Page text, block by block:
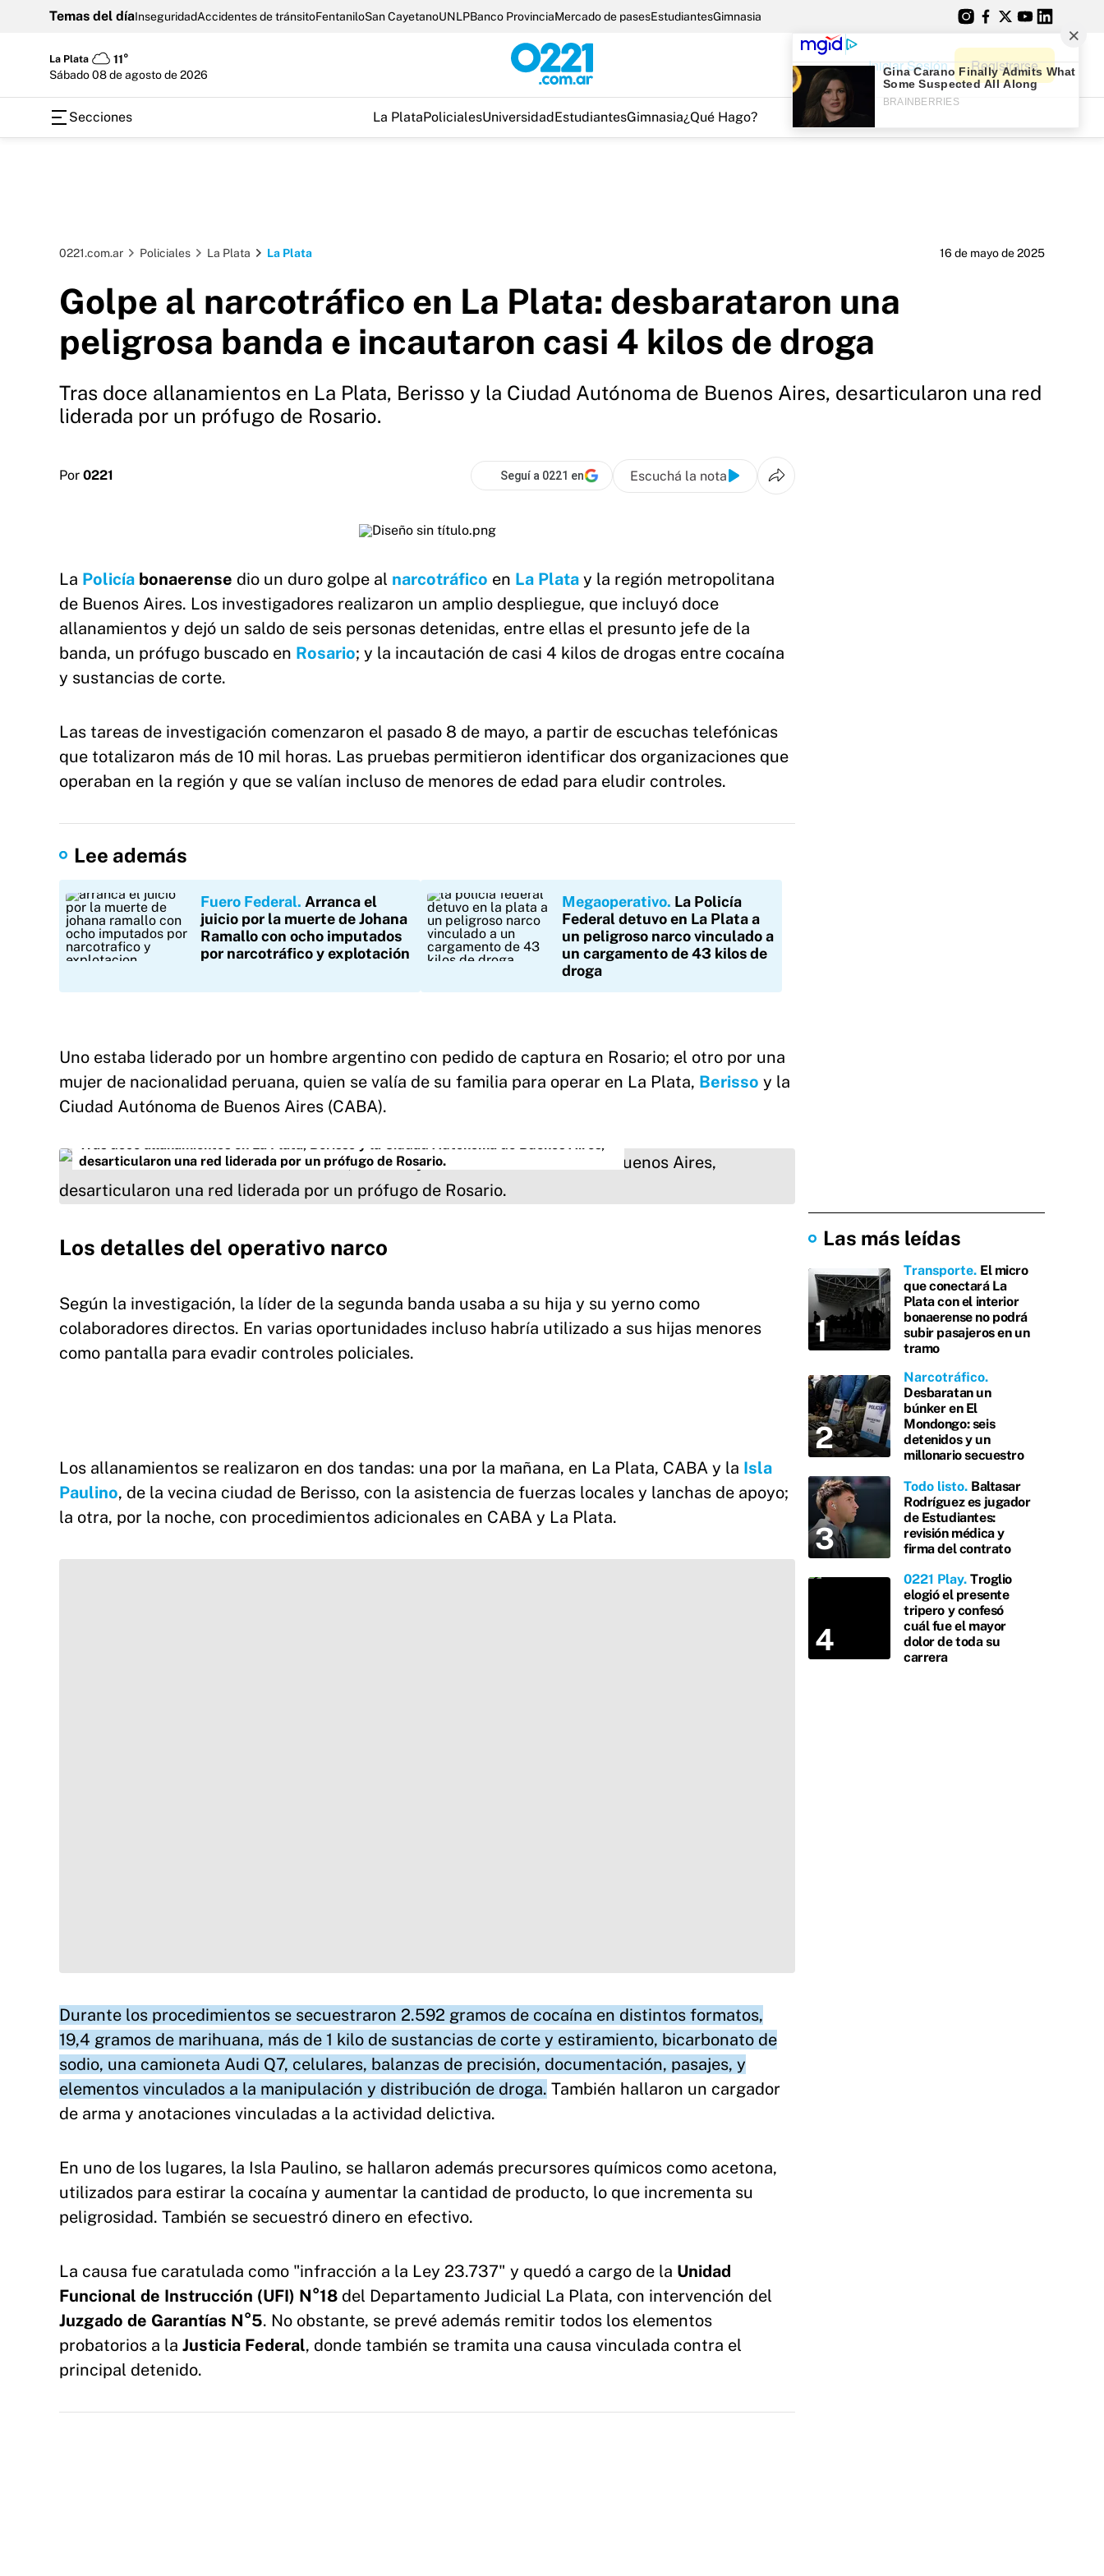
Temas del díaInseguridadAccidentes de tránsitoFentaniloSan CayetanoUNLPBanco ProvinciaMercado de pasesEstudiantesGimnasia
La Plata
11°
sábado 08 de agosto de 2026
Iniciar Sesión Registrarse
Secciones La PlataPolicialesUniversidadEstudiantesGimnasia¿Qué Hago?
0221.com.ar Policiales La Plata La Plata 16 de mayo de 2025
Golpe al narcotráfico en La Plata: desbarataron una
peligrosa banda e incautaron casi 4 kilos de droga
Tras doce allanamientos en La Plata, Berisso y la Ciudad Autónoma de Buenos Aires, desarticularon una red
liderada por un prófugo de Rosario.
Por 0221 Seguí a 0221 en Escuchá la nota
La Policía bonaerense dio un duro golpe al narcotráfico en La Plata y la región metropolitana
de Buenos Aires. Los investigadores realizaron un amplio despliegue, que incluyó doce
allanamientos y dejó un saldo de seis personas detenidas, entre ellas el presunto jefe de la
banda, un prófugo buscado en Rosario; y la incautación de casi 4 kilos de drogas entre cocaína
y sustancias de corte.
Las tareas de investigación comenzaron el pasado 8 de mayo, a partir de escuchas telefónicas
que totalizaron más de 10 mil horas. Las pruebas permitieron identificar dos organizaciones que
operaban en la región y que se valían incluso de menores de edad para eludir controles.
Lee además
Fuero Federal Arranca el
juicio por la muerte de Johana
Ramallo con ocho imputados
por narcotráfico y explotación
Megaoperativo La Policía
Federal detuvo en La Plata a
un peligroso narco vinculado a
un cargamento de 43 kilos de
droga
Uno estaba liderado por un hombre argentino con pedido de captura en Rosario; el otro por una
mujer de nacionalidad peruana, quien se valía de su familia para operar en La Plata, Berisso y la
Ciudad Autónoma de Buenos Aires (CABA).
Tras doce allanamientos en La Plata, Berisso y la Ciudad Autónoma de Buenos Aires,
desarticularon una red liderada por un prófugo de Rosario.
Los detalles del operativo narco
Según la investigación, la líder de la segunda banda usaba a su hija y su yerno como
colaboradores directos. En varias oportunidades incluso habría utilizado a sus hijas menores
como pantalla para evadir controles policiales.
Los allanamientos se realizaron en dos tandas: una por la mañana, en La Plata, CABA y la Isla
Paulino, de la vecina ciudad de Berisso, con la asistencia de fuerzas locales y lanchas de apoyo;
la otra, por la noche, con procedimientos adicionales en CABA y La Plata.
Durante los procedimientos se secuestraron 2.592 gramos de cocaína en distintos formatos,
19,4 gramos de marihuana, más de 1 kilo de sustancias de corte y estiramiento, bicarbonato de
sodio, una camioneta Audi Q7, celulares, balanzas de precisión, documentación, pasajes, y
elementos vinculados a la manipulación y distribución de droga. También hallaron un cargador
de arma y anotaciones vinculadas a la actividad delictiva.
En uno de los lugares, la Isla Paulino, se hallaron además precursores químicos como acetona,
utilizados para estirar la cocaína y aumentar la cantidad de producto, lo que incrementa su
peligrosidad. También se secuestró dinero en efectivo.
La causa fue caratulada como "infracción a la Ley 23.737" y quedó a cargo de la Unidad
Funcional de Instrucción (UFI) N°18 del Departamento Judicial La Plata, con intervención del
Juzgado de Garantías N°5. No obstante, se prevé además remitir todos los elementos
probatorios a la Justicia Federal, donde también se tramita una causa vinculada contra el
principal detenido.
Las más leídas
Transporte El micro
que conectará La
Plata con el interior
bonaerense no podrá
subir pasajeros en un
tramo
Narcotráfico
Desbaratan un
búnker en El
Mondongo: seis
detenidos y un
millonario secuestro
Todo listo Baltasar
Rodríguez es jugador
de Estudiantes:
revisión médica y
firma del contrato
0221 Play Troglio
elogió el presente
tripero y confesó
cuál fue el mayor
dolor de toda su
carrera